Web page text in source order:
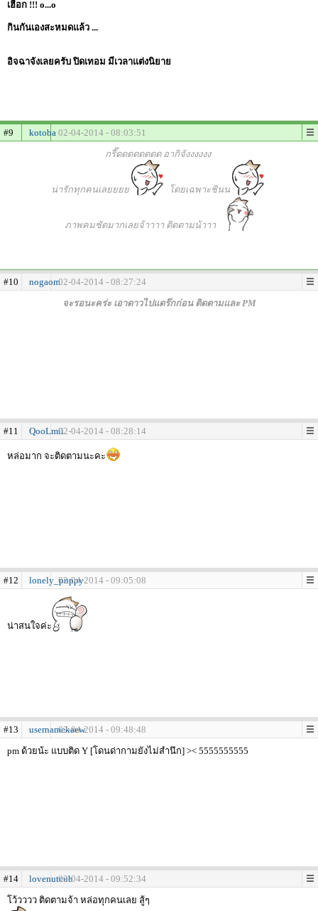
เฮือก !!! o...o
กินกันเองสะหมดแล้ว ...
อิจฉาจังเลยครับ ปิดเทอม มีเวลาแต่งนิยาย
#9 kotoba 02-04-2014 - 08:03:51
กรี๊ดดดดดดดด อากิจังงงงงง
น่ารักทุกคนเลยยยย โดยเฉพาะชินน
ภาพคมชัดมากเลยจ้าาาา ติดตามน้าาา
#10 nogaom02-04-2014 - 08:27:24
จะรอนะคร่ะ เอาดาวไปแดร๊กก่อน ติดตามและ PM
#11 QooLmii02-04-2014 - 08:28:14
หล่อมาก จะติดตามนะคะ
#12 lonely_puppy02-04-2014 - 09:05:08
น่าสนใจค่ะ
#13 usernamekaew02-04-2014 - 09:48:48
pm ด้วยน้ะ แบบติด Y [โดนด่ากามยังไม่สำนึก] >< 5555555555
#14 lovenutcub02-04-2014 - 09:52:34
โว้วววว ติดตามจ้า หล่อทุกคนเลย สู้ๆ